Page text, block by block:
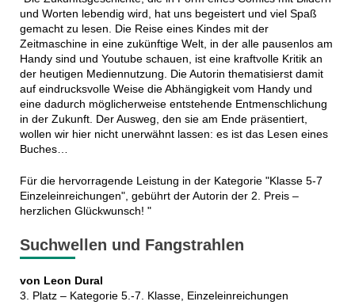
und Worten lebendig wird, hat uns begeistert und viel Spaß
gemacht zu lesen. Die Reise eines Kindes mit der
Zeitmaschine in eine zukünftige Welt, in der alle pausenlos am
Handy sind und Youtube schauen, ist eine kraftvolle Kritik an
der heutigen Mediennutzung. Die Autorin thematisierst damit
auf eindrucksvolle Weise die Abhängigkeit vom Handy und
eine dadurch möglicherweise entstehende Entmenschlichung
in der Zukunft. Der Ausweg, den sie am Ende präsentiert,
wollen wir hier nicht unerwähnt lassen: es ist das Lesen eines
Buches…
Für die hervorragende Leistung in der Kategorie "Klasse 5-7
Einzeleinreichungen", gebührt der Autorin der 2. Preis –
herzlichen Glückwunsch! "
Suchwellen und Fangstrahlen
von Leon Dural
3. Platz – Kategorie 5.-7. Klasse, Einzeleinreichungen